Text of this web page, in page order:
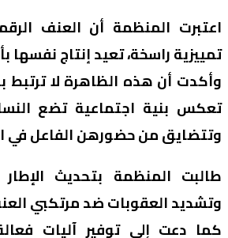
اعتبرت المنظمة أن العنف
تمييزية راسخة، تعيد إنتاج نفسها
وأكدت أن هذه الظاهرة لا ترتبط
تعكس بنية اجتماعية تضع
وتتضايق من حضورهن الفاعل في
طالبت المنظمة بتحديث
وتشديد العقوبات ضد مرتكبي
كما دعت إلى توفير آليات